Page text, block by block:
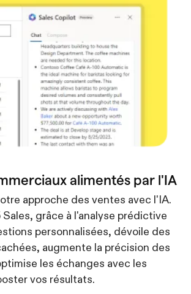
alimentés par l'IA
approche des ventes avec l'IA.
Sales, grâce à l'analyse prédictive
personnalisées, dévoile des
augmente la précision des
les échanges avec les
vos résultats.